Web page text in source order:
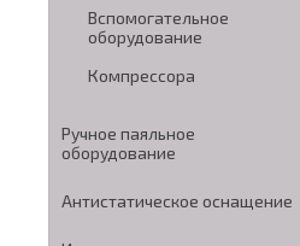
Вспомогательное
оборудование
Компрессора
Ручное паяльное
оборудование
Антистатическое оснащение